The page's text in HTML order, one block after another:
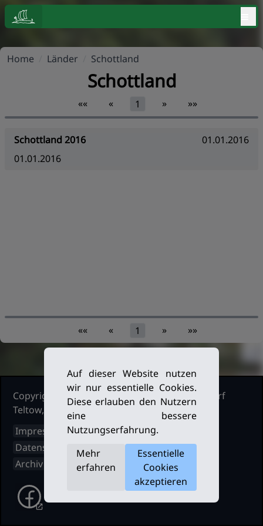
Home Länder Schottland
Schottland
«« « 1 » »»
Schottland 2016
01.01.2016
01.01.2016
«« « 1 » »»
Copyright Ruderclub Kleinmachnow Stahnsdorf
Teltow, 2026. Alle Rechte vorbehalten.
Impressum
Datenschutz
Archiv
Auf dieser Website nutzen
wir nur essentielle Cookies.
Diese erlauben den Nutzern
eine bessere
Nutzungserfahrung.
Mehr
erfahren
Essentielle
Cookies
akzeptieren